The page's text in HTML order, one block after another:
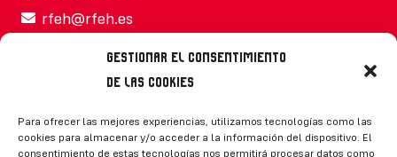
Gestionar el consentimiento
de las cookies
Para ofrecer las mejores experiencias, utilizamos tecnologías como las
cookies para almacenar y/o acceder a la información del dispositivo. El
consentimiento de estas tecnologías nos permitirá procesar datos como
rfeh@rfeh.es
Síguenos